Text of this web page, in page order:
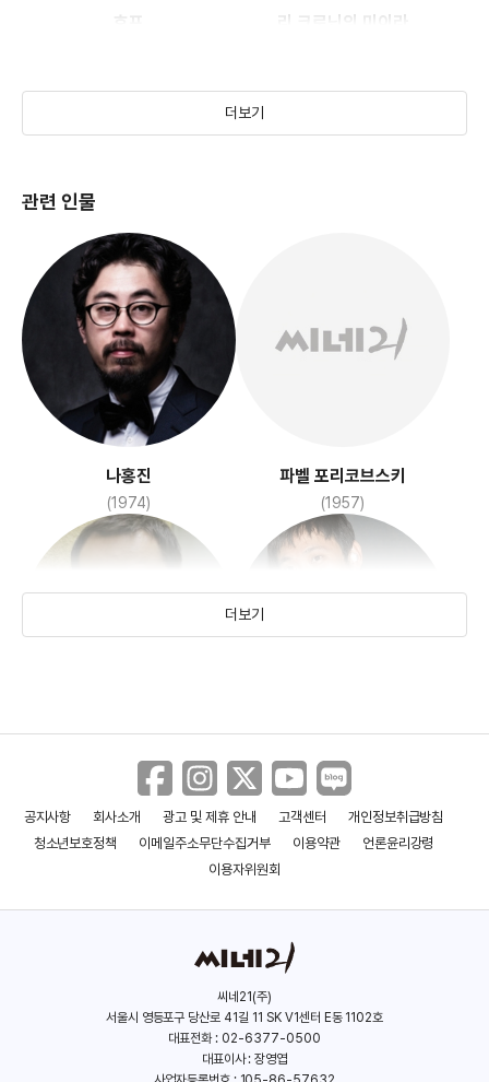
호프 리 크로닌의 미이라
미이라 2
(2001)
더보기
관련 인물
나홍진
(1974)
파벨 포리코브스키
(1957)
안드레이 즈비아진세프
(1964)
하마구치 류스케
(1978)
더보기
공지사항 회사소개 광고 및 제휴 안내 고객센터
개인정보취급방침
청소년보호정책
이메일주소무단수집거부 이용약관
언론윤리강령
이용자위원회
씨네21(주)
서울시 영등포구 당산로 41길 11 SK V1센터 E동 1102호
대표전화 : 02-6377-0500
대표이사 : 장영엽